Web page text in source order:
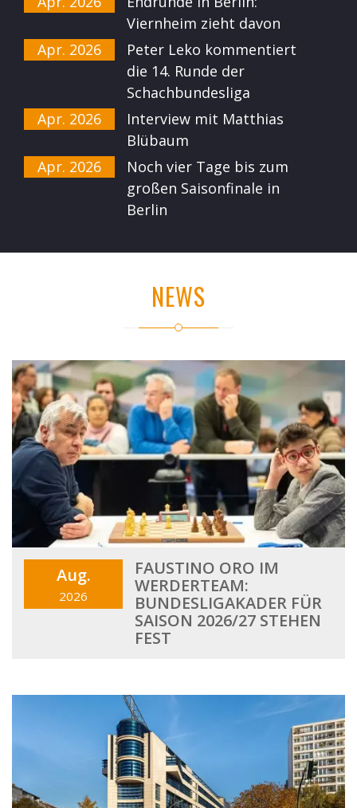
Viernheim zieht davon
Apr. 2026
Peter Leko kommentiert
die 14. Runde der
Schachbundesliga
Apr. 2026
Interview mit Matthias
Blübaum
Apr. 2026
Noch vier Tage bis zum
großen Saisonfinale in
Berlin
NEWS
Aug.
2026
FAUSTINO ORO IM
WERDERTEAM:
BUNDESLIGAKADER FÜR
SAISON 2026/27 STEHEN
FEST